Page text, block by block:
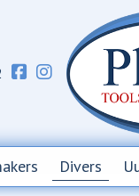
Divers